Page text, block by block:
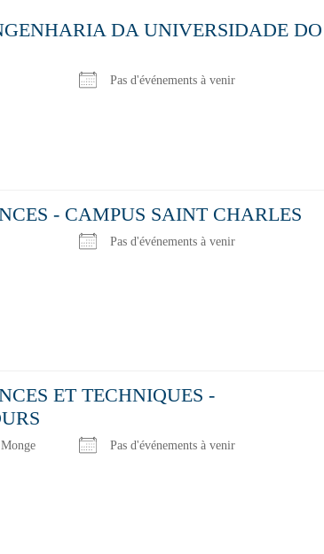
DA UNIVERSIDADE DO
Pas d'événements à venir
- CAMPUS SAINT CHARLES
Pas d'événements à venir
ET TECHNIQUES -
Pas d'événements à venir